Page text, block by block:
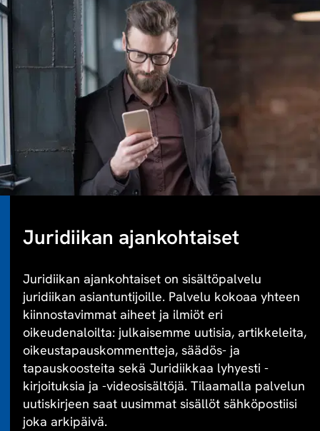
Juridiikan ajankohtaiset
Juridiikan ajankohtaiset on sisältöpalvelu
juridiikan asiantuntijoille. Palvelu kokoaa yhteen
kiinnostavimmat aiheet ja ilmiöt eri
oikeudenaloilta: julkaisemme uutisia, artikkeleita,
oikeustapauskommentteja, säädös- ja
tapauskoosteita sekä Juridiikkaa lyhyesti -
kirjoituksia ja -videosisältöjä. Tilaamalla palvelun
uutiskirjeen saat uusimmat sisällöt sähköpostiisi
joka arkipäivä.